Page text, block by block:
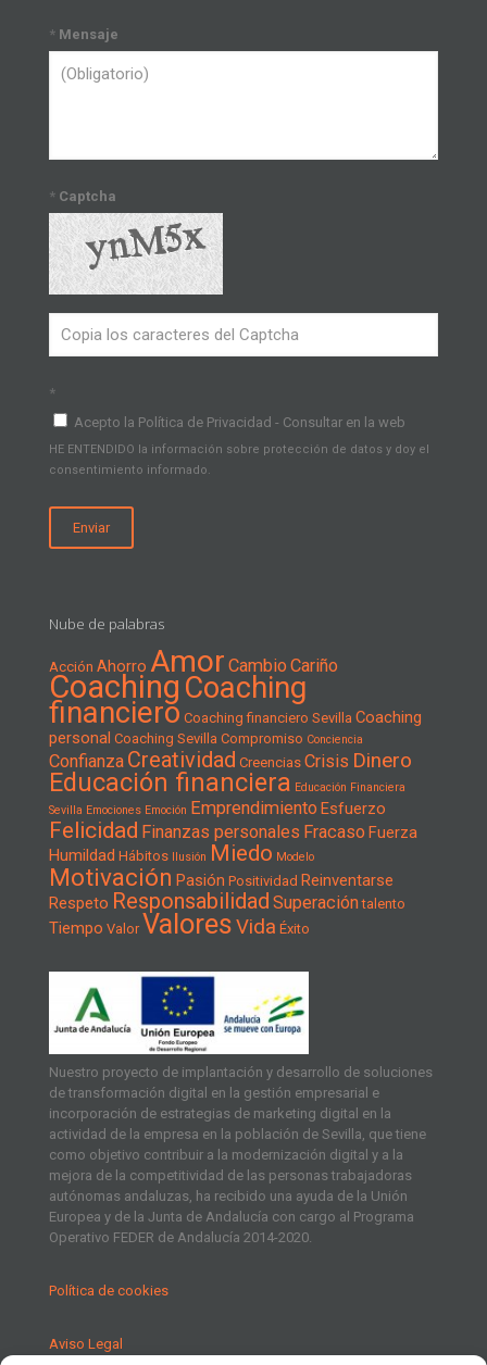
* Mensaje
* Captcha
*
Acepto la Política de Privacidad - Consultar en la web
HE ENTENDIDO la información sobre protección de datos y doy el
consentimiento informado.
Nube de palabras
Acción Ahorro Amor Cambio Cariño
Coaching Coaching
financiero Coaching financiero Sevilla Coaching
personal Coaching Sevilla Compromiso Conciencia
Confianza Creatividad Creencias Crisis Dinero
Educación financiera Educación Financiera
Sevilla Emociones Emoción Emprendimiento Esfuerzo
Felicidad Finanzas personales Fracaso Fuerza
Humildad Hábitos Ilusión Miedo Modelo
Motivación Pasión Positividad Reinventarse
Respeto Responsabilidad Superación talento
Tiempo Valor ValoresVida Éxito
Nuestro proyecto de implantación y desarrollo de soluciones
de transformación digital en la gestión empresarial e
incorporación de estrategias de marketing digital en la
actividad de la empresa en la población de Sevilla, que tiene
como objetivo contribuir a la modernización digital y a la
mejora de la competitividad de las personas trabajadoras
autónomas andaluzas, ha recibido una ayuda de la Unión
Europea y de la Junta de Andalucía con cargo al Programa
Operativo FEDER de Andalucía 2014-2020.
Política de cookies
Aviso Legal